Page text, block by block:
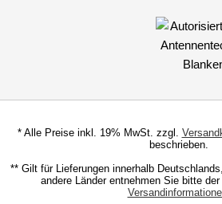
* Alle Preise inkl. 19% MwSt. zzgl.
beschrieben.
** Gilt für Lieferungen innerhalb
andere Länder entnehmen Sie bitte